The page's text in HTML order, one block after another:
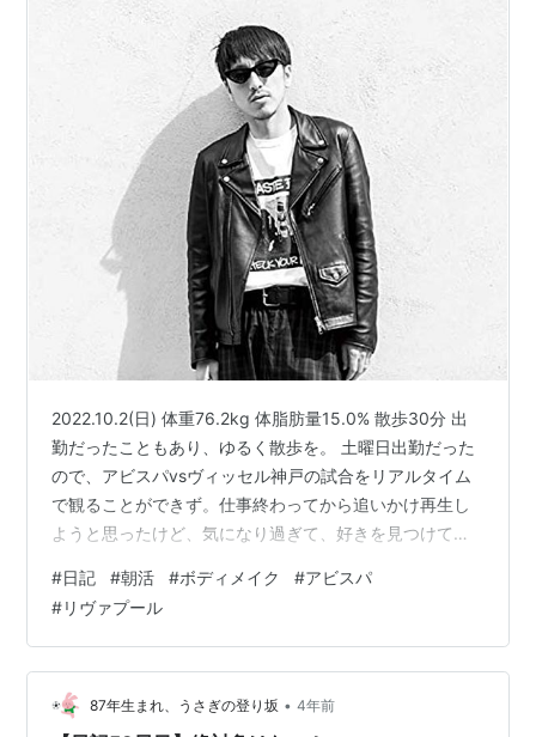
2022.10.2(日) 体重76.2kg 体脂肪量15.0% 散歩30分 出
勤だったこともあり、ゆるく散歩を。 土曜日出勤だった
ので、アビスパvsヴィッセル神戸の試合をリアルタイム
で観ることができず。仕事終わってから追いかけ再生し
ようと思ったけど、気になり過ぎて、好きを見つけては
かよ。何回目だよ。」とフラストレーション。ただ、清
水戦のこともあったから逆転する可能性もあると思って
たけど、アビスパのスコアはずっと0でした。 京都、札
幌は勝ち点3を積み上げ、湘南、ガンバが勝ち点1を積み
上げました。なかなかメンタルえぐってくる展開。 大事
#日記 #朝活 #ボディメイク #アビスパ
#リヴァプール
87年生まれ、うさぎの登り坂 • 4年前